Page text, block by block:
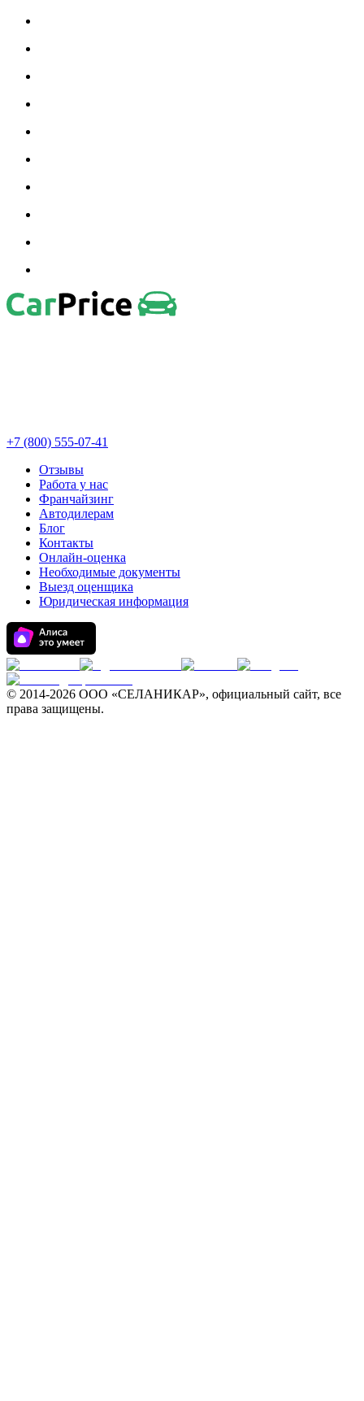
+7 (800) 555-07-41
Отзывы
Работа у нас
Франчайзинг
Автодилерам
Блог
Контакты
Онлайн-оценка
Необходимые документы
Выезд оценщика
Юридическая информация
© 2014-2026 ООО «СЕЛАНИКАР», официальный сайт, все
права защищены.